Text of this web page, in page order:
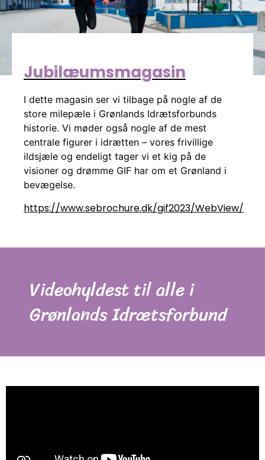
Jubilæumsmagasin
I dette magasin ser vi tilbage på nogle af de
store milepæle i Grønlands Idrætsforbunds
historie. Vi møder også nogle af de mest
centrale figurer i idrætten – vores frivillige
ildsjæle og endeligt tager vi et kig på de
visioner og drømme GIF har om et Grønland i
bevægelse.
https://www.sebrochure.dk/gif2023/WebView/
Videohyldest til alle i
Grønlands Idrætsforbund